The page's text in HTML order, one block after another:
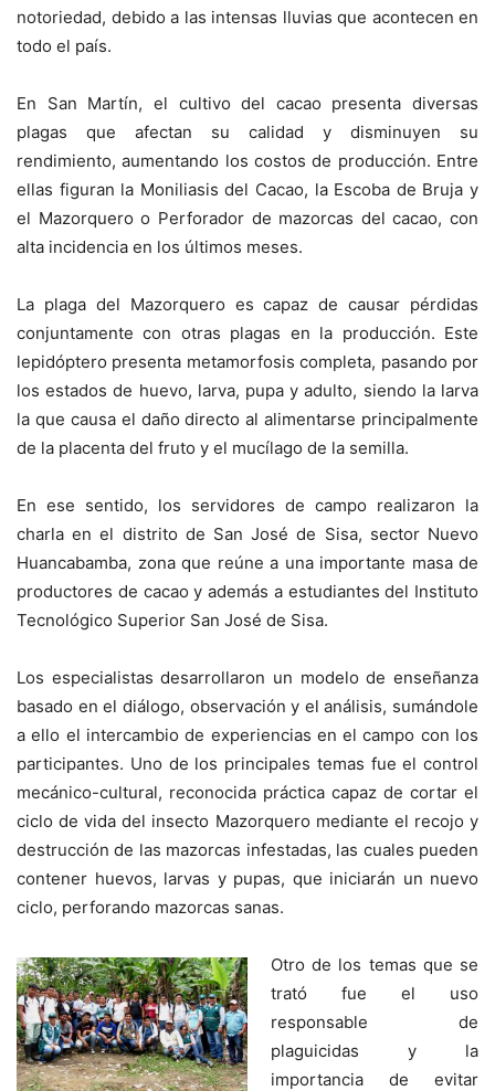
notoriedad, debido a las intensas lluvias que acontecen en
todo el país.
En San Martín, el cultivo del cacao presenta diversas
plagas que afectan su calidad y disminuyen su
rendimiento, aumentando los costos de producción. Entre
ellas figuran la Moniliasis del Cacao, la Escoba de Bruja y
el Mazorquero o Perforador de mazorcas del cacao, con
alta incidencia en los últimos meses.
La plaga del Mazorquero es capaz de causar pérdidas
conjuntamente con otras plagas en la producción. Este
lepidóptero presenta metamorfosis completa, pasando por
los estados de huevo, larva, pupa y adulto, siendo la larva
la que causa el daño directo al alimentarse principalmente
de la placenta del fruto y el mucílago de la semilla.
En ese sentido, los servidores de campo realizaron la
charla en el distrito de San José de Sisa, sector Nuevo
Huancabamba, zona que reúne a una importante masa de
productores de cacao y además a estudiantes del Instituto
Tecnológico Superior San José de Sisa.
Los especialistas desarrollaron un modelo de enseñanza
basado en el diálogo, observación y el análisis, sumándole
a ello el intercambio de experiencias en el campo con los
participantes. Uno de los principales temas fue el control
mecánico-cultural, reconocida práctica capaz de cortar el
ciclo de vida del insecto Mazorquero mediante el recojo y
destrucción de las mazorcas infestadas, las cuales pueden
contener huevos, larvas y pupas, que iniciarán un nuevo
ciclo, perforando mazorcas sanas.
Otro de los temas que se
trató fue el uso
responsable de
plaguicidas y la
importancia de evitar